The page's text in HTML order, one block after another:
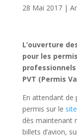
28 Mai 2017|
L’ouverture
pour les
professionnels
PVT (Permis
En attendant de
permis sur le
dès maintenant
billets d’avion,